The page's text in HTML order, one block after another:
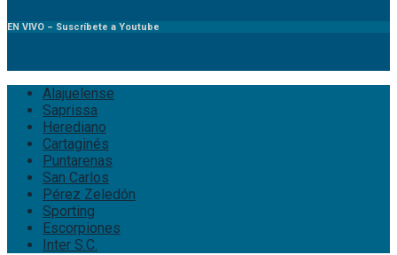
EN VIVO – Suscríbete a Youtube
Alajuelense
Saprissa
Herediano
Cartaginés
Puntarenas
San Carlos
Pérez Zeledón
Sporting
Escorpiones
Inter S.C.